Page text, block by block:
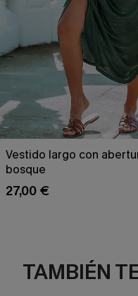
Vestido largo con
bosque
27,00 €
TAMBIÉN